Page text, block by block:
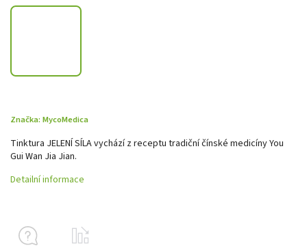
Značka: MycoMedica
Tinktura JELENÍ SÍLA vychází z receptu tradiční čínské medicíny You
Gui Wan Jia Jian.
Detailní informace